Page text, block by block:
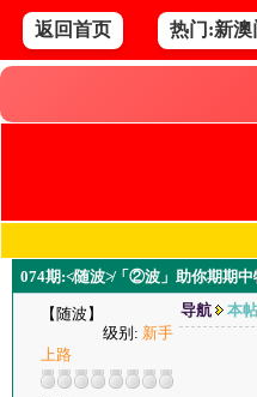
返回首页 热门:新澳
074期:≮随波≯「②波」助你期期中
【随波】
级别: 新手
上路
导航 本